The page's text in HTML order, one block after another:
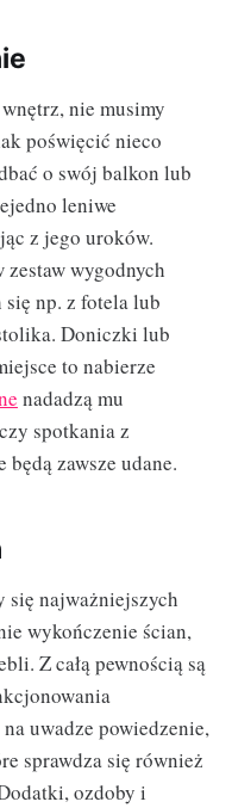
nie musimy
poświęcić nieco
o swój balkon lub
leniwe
z jego uroków.
wygodnych
się np. z fotela lub
Doniczki lub
to nabierze
nadadzą mu
spotkania z
zawsze udane.
się najważniejszych
wykończenie ścian,
Z całą pewnością są
uwadze powiedzenie,
sprawdza się również
ozdoby i